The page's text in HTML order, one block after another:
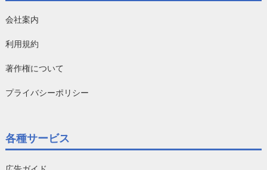
会社案内
利用規約
著作権について
プライバシーポリシー
各種サービス